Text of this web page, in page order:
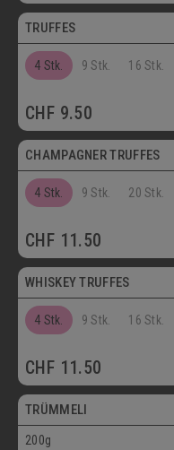
Vegetarisch
TRUFFES
4 Stk. 9 Stk. 16 Stk.
CHF 9.50
Postversand
CHAMPAGNER TRUFFES
4 Stk. 9 Stk. 20 Stk.
CHF 11.50
Vegetarisch
WHISKEY TRUFFES
4 Stk. 9 Stk. 16 Stk.
CHF 11.50
Vegetarisch
TRÜMMELI
200g